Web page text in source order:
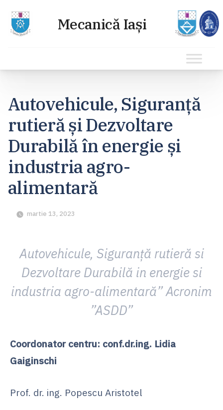
conținut
Autovehicule, Siguranță
rutieră și Dezvoltare
Durabilă în energie și
industria agro-
alimentară
martie 13, 2023
Autovehicule, Siguranță rutieră si
Dezvoltare Durabilă in energie si
industria agro-alimentară”Acronim
”ASDD”
Coordonator centru: conf.dr.ing. Lidia
Gaiginschi
Prof. dr. ing. Popescu Aristotel